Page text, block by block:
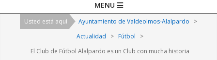
Navigation
MENU
Usted está aquí Ayuntamiento de Valdeolmos-Alalpardo
>
Actualidad
> Fútbol
>
El Club de Fútbol Alalpardo es un Club con mucha historia